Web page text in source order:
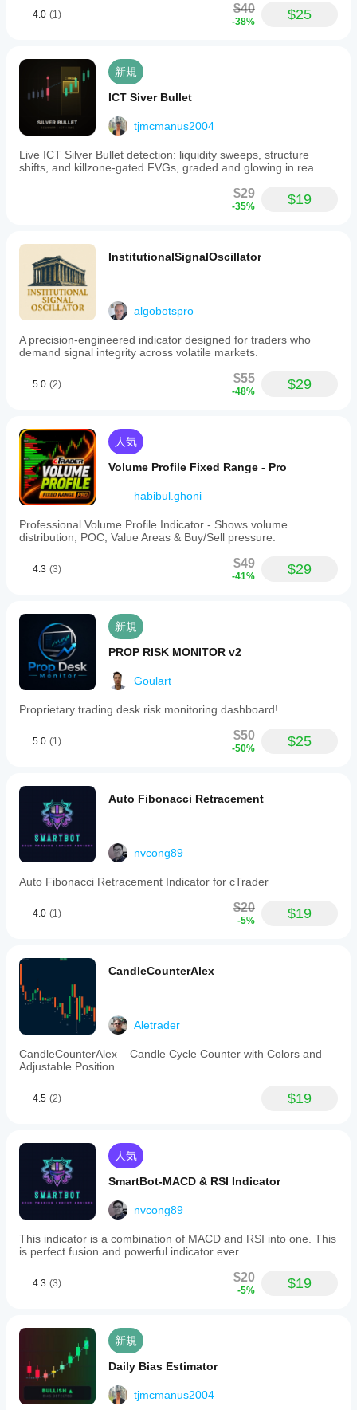
スイングの特定
定します。
マーカーの配置:
PHとPLは色付きの矢印でマークされ、それに対応
配置されます。
トレンドの視覚化
アルゴリズムは最新の10個のピボット（PH/PL、設
定可能）を選択し、それらを青い線でつなぎ、市場
に対するルックバック、最小バー数、オフセットの
最適推奨値をユーザーに提供します—すべて短時間
表示されます。
スマートな資産適応
このインジケーターを他のシンボル（例：フォレッ
クスのエキゾチック、暗号通貨、株価指数）に適用
すると、ガイダンスパネルと検出ロジックが自動的
に調整され、その特定の市場の動きと時間枠に適し
クリーンなチャート体験
描画されたすべてのグラフィカルオブジェクト（矢
ます。インジケーターは常に価格チャート上に情報
をオーバーレイし、別のパネルには表示しません。
トレーディングにおける実用的なポイント
スイング構造の認識：市場のスイングの連続と大き
エントリー/エグジットの計画 ：PH/PLの転換点はト
レーリングストップのロジックや潜在的な反転ポイ
ユニバーサルな使用
：資産や時間枠に関係なく、イ
なオフセットにより価格の混雑やラベルの重なりが
最小限に抑えられます。
まとめ
このチャートは、Improved PH/PL Visualizationの力と
明瞭さを示しています。インジケーターはトレーダーに
主要なピボットポイント、スイングの方向と大きさ、そ
に視覚的に提供します。すべてが自動化され、最新で、
あらゆる資産や市場環境にカスタマイズ可能です。
パネルに配置するオプションを表示しますが、そのサイ
ズと機能のため新しいパネルで表示できないため適用さ
れません。また、価格がピボット矢印から離れすぎてユ
ーザーに混乱を招く場合は、ユーザーが手動で価格の表
示・非表示を選択できます。
の動的フィルタリングなど、さらなるカスタマイズが必
Macでの
トす
うす
れば
よい
か？
ざま
な通
ンジ
ケー
ター
を適
用し
て、
ざま
な市
境で
ご確
認く
ださ
い。
イン
ジケ
ター
を調
整す
べき
です
はい。
パラメ
を変更
インジ
ケータ
ーを戦
略に適
応させ
ること
ます。
4.0 (1) $40
-38% $25
新規
ICT Siver Bullet
tjmcmanus2004
Live ICT Silver Bullet detection: liquidity sweeps, structure
shifts, and killzone-gated FVGs, graded and glowing in rea
$29
-35% $19
InstitutionalSignalOscillator
algobotspro
A precision-engineered indicator designed for traders who
demand signal integrity across volatile markets.
5.0 (2) $55
-48% $29
人気
Volume Profile Fixed Range - Pro
habibul.ghoni
Professional Volume Profile Indicator - Shows volume
distribution, POC, Value Areas & Buy/Sell pressure.
4.3 (3) $49
-41% $29
新規
PROP RISK MONITOR v2
Goulart
Proprietary trading desk risk monitoring dashboard!
5.0 (1) $50
-50% $25
Auto Fibonacci Retracement
nvcong89
Auto Fibonacci Retracement Indicator for cTrader
4.0 (1) $20
-5% $19
CandleCounterAlex
Aletrader
CandleCounterAlex – Candle Cycle Counter with Colors and
Adjustable Position.
4.5 (2) $19
人気
SmartBot-MACD & RSI Indicator
nvcong89
This indicator is a combination of MACD and RSI into one. This
is perfect fusion and powerful indicator ever.
4.3 (3) $20
-5% $19
新規
Daily Bias Estimator
tjmcmanus2004